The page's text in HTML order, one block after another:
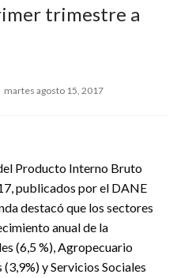
trimestre a
Publicado
martes agosto 15, 2017
Producto Interno Bruto
publicados por el DANE
destacó que los sectores
anual de la
(6,5 %), Agropecuario
y Servicios Sociales